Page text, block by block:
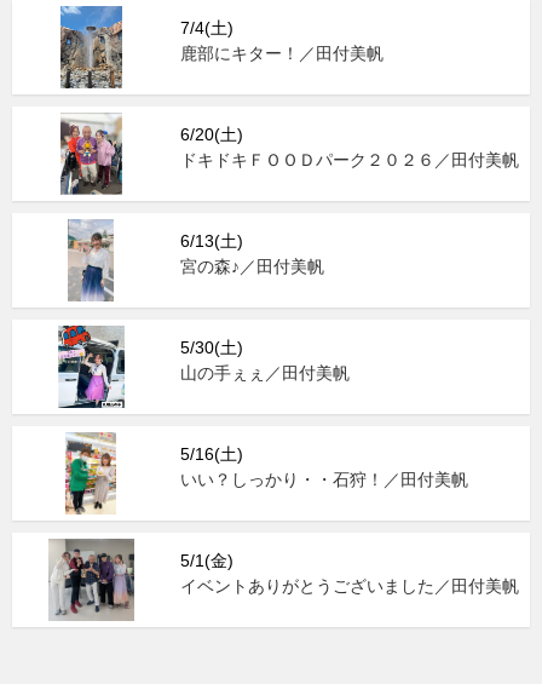
7/4(土)
鹿部にキター！／田付美帆
6/20(土)
ドキドキＦＯＯＤパーク２０２６／田付美帆
6/13(土)
宮の森♪／田付美帆
5/30(土)
山の手ぇぇ／田付美帆
5/16(土)
いい？しっかり・・石狩！／田付美帆
5/1(金)
イベントありがとうございました／田付美帆